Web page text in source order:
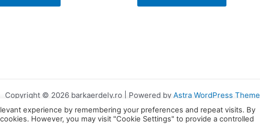
Copyright © 2026 barkaerdely.ro | Powered by Astra WordPress Theme
experience by remembering your preferences and repeat visits. By
However, you may visit "Cookie Settings" to provide a controlled